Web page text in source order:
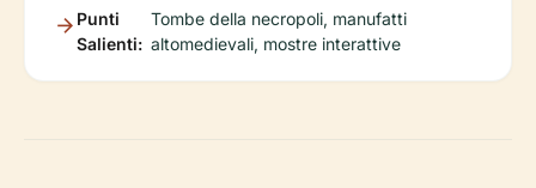
Punti
Salienti:
Tombe della necropoli, manufatti
altomedievali, mostre interattive